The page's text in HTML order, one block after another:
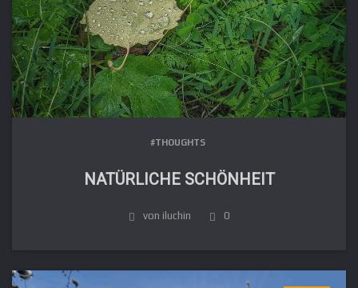
#THOUGHTS
NATÜRLICHE SCHÖNHEIT
von iluchin 0